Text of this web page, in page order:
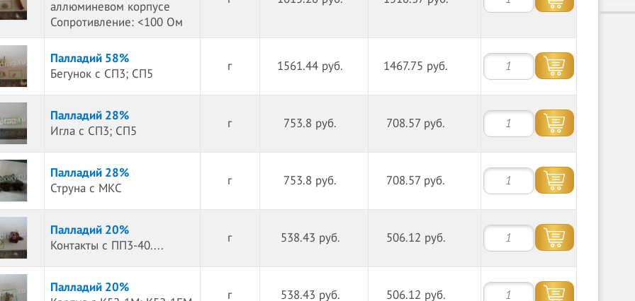
аллюминевом корпусе
Сопротивление: <100 Ом
Палладий 58%
Бегунок с СП3; СП5
г 1561.44 руб. 1467.75 руб.
Палладий 28%
Игла с СП3; СП5
г 753.8 руб. 708.57 руб.
Палладий 28%
Струна с МКС
г 753.8 руб. 708.57 руб.
Палладий 20%
Контакты с ПП3-40....
г 538.43 руб. 506.12 руб.
Палладий 20%
г 538.43 руб. 506.12 руб.